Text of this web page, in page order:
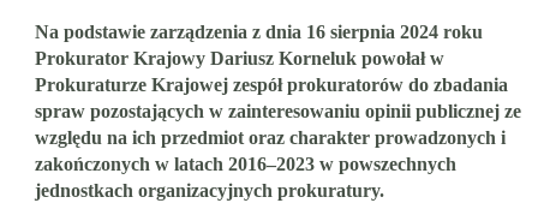
Na podstawie zarządzenia z dnia 16 sierpnia 2024 roku
Prokurator Krajowy Dariusz Korneluk powołał w
Prokuraturze Krajowej zespół prokuratorów do zbadania
spraw pozostających w zainteresowaniu opinii publicznej ze
względu na ich przedmiot oraz charakter prowadzonych i
zakończonych w latach 2016–2023 w powszechnych
jednostkach organizacyjnych prokuratury.